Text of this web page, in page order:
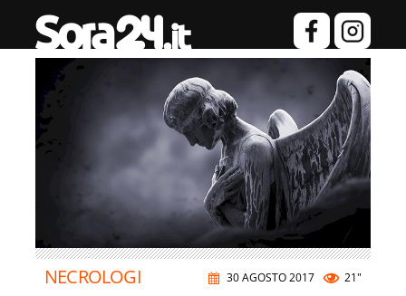
30 AGOSTO 2017 21"
NECROLOGI